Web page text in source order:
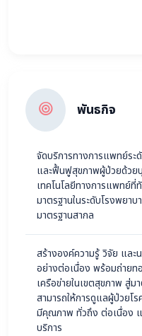
พันธกิจ
จัดบริการทางการแพทย์ระ
และฟื้นฟูสุขภาพผู้ป่วยด้วย
เทคโนโลยีทางการแพทย์
มาตรฐานในระดับโรงพยา
มาตรฐานสากล
สร้างองค์ความรู้ วิจัย แล
อย่างต่อเนื่อง พร้อมถ่ายท
เครือข่ายในเขตสุขภาพ สู่
สามารถให้การดูแลผู้ป่วยโร
มีคุณภาพ ทั่วถึง ต่อเนื่อง แ
บริการ